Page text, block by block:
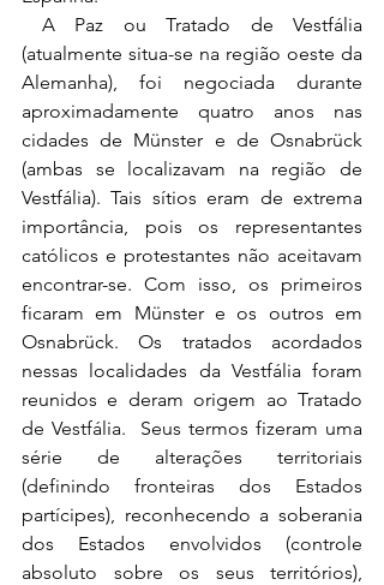
(atualmente situa-se na região oeste da
Alemanha), foi negociada durante
aproximadamente quatro anos nas
cidades de Münster e de Osnabrück
(ambas se localizavam na região de
Vestfália). Tais sítios eram de extrema
importância, pois os representantes
católicos e protestantes não aceitavam
encontrar-se. Com isso, os primeiros
ficaram em Münster e os outros em
Osnabrück. Os tratados acordados
nessas localidades da Vestfália foram
reunidos e deram origem ao Tratado
de Vestfália.  Seus termos fizeram uma
série de alterações territoriais
(definindo fronteiras dos Estados
partícipes), reconhecendo a soberania
dos Estados envolvidos (controle
absoluto sobre os seus territórios),